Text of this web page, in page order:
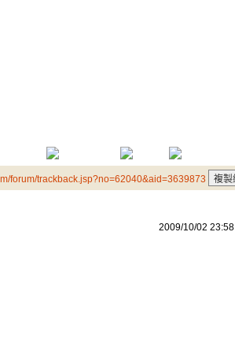
forum/trackback.jsp?no=62040&aid=3639873
2009/10/02 23:58